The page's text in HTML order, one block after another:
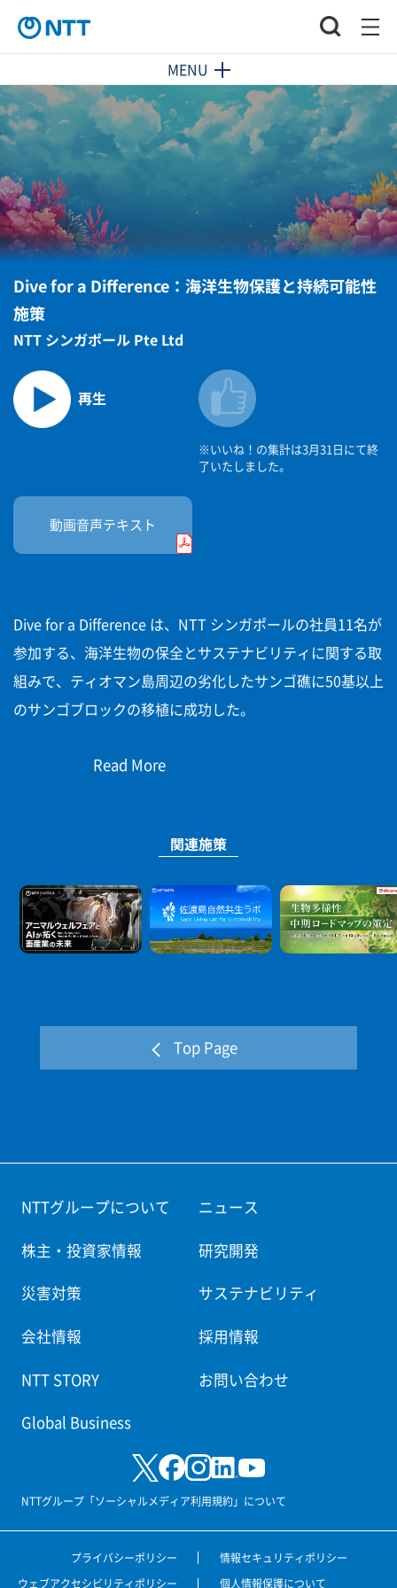
MENU
Dive for a Difference：海洋生物保護と持続可能性
施策
NTT シンガポール Pte Ltd
再生
※いいね！の集計は3月31日にて終
了いたしました。
動画音声テキスト
Dive for a Difference は、NTT シンガポールの社員11名が
参加する、海洋生物の保全とサステナビリティに関する取
組みで、ティオマン島周辺の劣化したサンゴ礁に50基以上
のサンゴブロックの移植に成功した。
スの向上、そして海洋保全への意識啓発に貢献する。ま
Read More
関連施策
Top Page
NTTグループについて ニュース
株主・投資家情報 研究開発
災害対策 サステナビリティ
会社情報 採用情報
NTT STORY お問い合わせ
Global Business
NTTグループ「ソーシャルメディア利用規約」について
プライバシーポリシー
情報セキュリティポリシー
ウェブアクセシビリティポリシー
個人情報保護について